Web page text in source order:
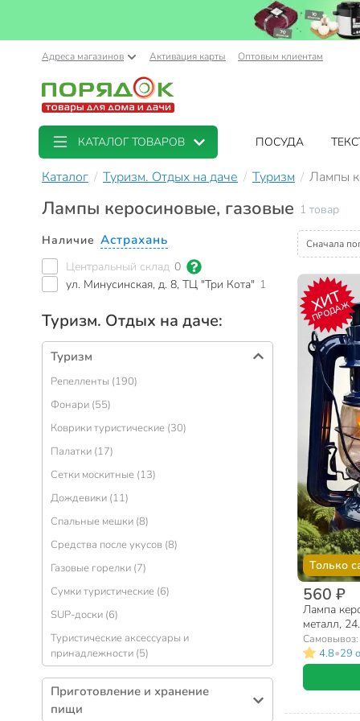
Адреса магазинов Активация карты Оптовым клиентам
КАТАЛОГ ТОВАРОВ ПОСУДА
Каталог Туризм. Отдых на даче Туризм Лампы
Лампы керосиновые, газовые 1 товар
Наличие Астрахань
Центральный склад 0
ул. Минусинская, д. 8, ТЦ "Три Кота" 1
Туризм. Отдых на даче:
Туризм
Репелленты (190)
Фонари (55)
Коврики туристические (30)
Палатки (17)
Сетки москитные (13)
Дождевики (11)
Спальные мешки (8)
Средства после укусов (8)
Газовые горелки (7)
Сумки туристические (6)
SUP-доски (6)
Туристические аксессуары и
принадлежности (5)
Приготовление и хранение
пищи
Сначала
ХИТ
ПРОДАЖ
Только
560 ₽
Лампа
металл,
Самовывоз:
4.8•29